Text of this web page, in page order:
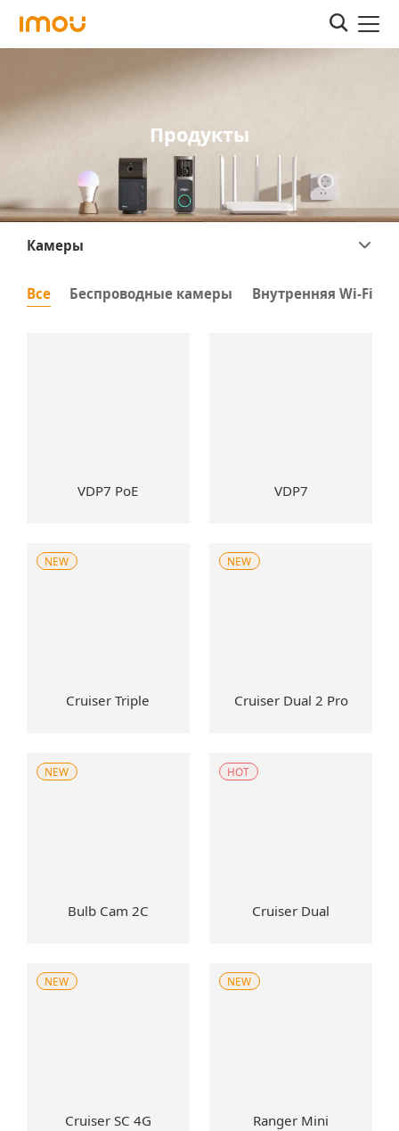
Продукты
Камеры
Все Беспроводные камеры Внутренняя Wi-Fi
VDP7 PoE VDP7
Cruiser Triple
NEW
Cruiser Dual 2 Pro
NEW
Bulb Cam 2C
NEW
Cruiser Dual
HOT
Cruiser SC 4G
NEW
Ranger Mini
NEW